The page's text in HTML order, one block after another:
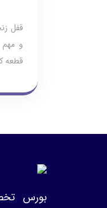
قفل
و مهم
قطعه
بورس